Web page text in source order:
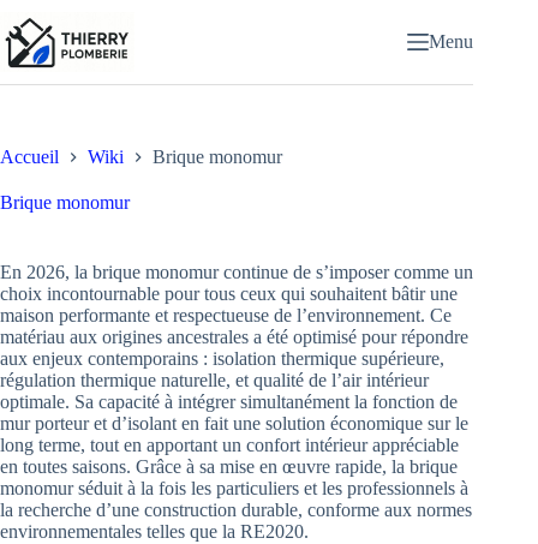
au
contenu
Menu
Accueil Wiki Brique monomur
Brique monomur
En 2026, la brique monomur continue de s’imposer comme un
choix incontournable pour tous ceux qui souhaitent bâtir une
maison performante et respectueuse de l’environnement. Ce
matériau aux origines ancestrales a été optimisé pour répondre
aux enjeux contemporains : isolation thermique supérieure,
régulation thermique naturelle, et qualité de l’air intérieur
optimale. Sa capacité à intégrer simultanément la fonction de
mur porteur et d’isolant en fait une solution économique sur le
long terme, tout en apportant un confort intérieur appréciable
en toutes saisons. Grâce à sa mise en œuvre rapide, la brique
monomur séduit à la fois les particuliers et les professionnels à
la recherche d’une construction durable, conforme aux normes
environnementales telles que la RE2020.